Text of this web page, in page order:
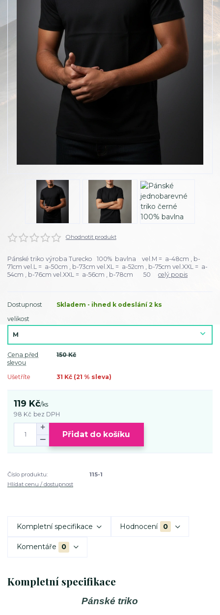
Ohodnotit produkt
Pánské triko výroba Turecko 100% bavlna vel.M = a-48cm , b-
71cm vel.L = a-50cm , b-73cm vel.XL = a-52cm , b-75cm vel.XXL = a-
54cm , b-76cm vel.XXL = a-56cm , b-78cm 50 celý popis
Dostupnost
Skladem - ihned k odeslání 2 ks
velikost
Cena před
slevou
150 Kč
Ušetříte 31 Kč (21 % sleva)
119 Kč/ks
98 Kč bez DPH
Přidat do košíku
Číslo produktu:
115-1
Hlídat cenu / dostupnost
Kompletní specifikace Hodnocení 0
Komentáře 0
Kompletní specifikace
Pánské triko